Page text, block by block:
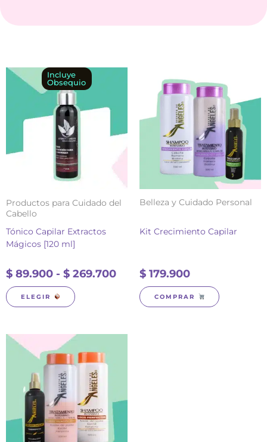
Incluye
Obsequio
Productos para Cuidado del
Cabello
Tónico Capilar Extractos
Mágicos [120 ml]
$ 89.900 - $ 269.700
precios:
ELEGIR
Este
producto
variantes.
en
la
de
producto
Belleza y Cuidado Personal
Kit Crecimiento Capilar
$ 179.900
COMPRAR